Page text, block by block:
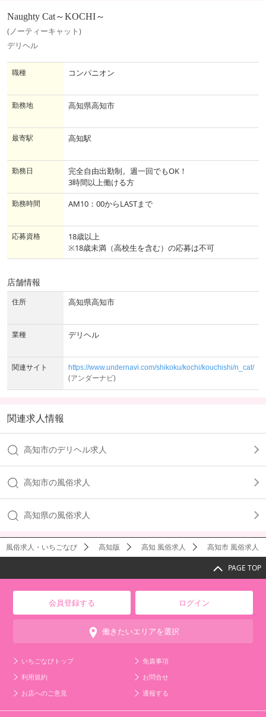
Naughty Cat～KOCHI～
(ノーティーキャット)
デリヘル
職種 コンパニオン
勤務地 高知県高知市
最寄駅 高知駅
勤務日
完全自由出勤制。週一回でもOK！
3時間以上働ける方
勤務時間 AM10：00からLASTまで
応募資格
18歳以上
※18歳未満（高校生を含む）の応募は不可
店舗情報
住所 高知県高知市
業種 デリヘル
関連サイト https://www.undernavi.com/shikoku/kochi/kouchishi/n_cat/
(アンダーナビ)
関連求人情報
高知市のデリヘル求人
高知市の風俗求人
高知県の風俗求人
風俗求人・いちごなび 高知版 高知 風俗求人 高知市 風俗求人
PAGE TOP
会員登録する ログイン
働きたいエリアを選択
いちごなびトップ
免責事項
利用規約
お問合せ
お店へのご意見
通報する